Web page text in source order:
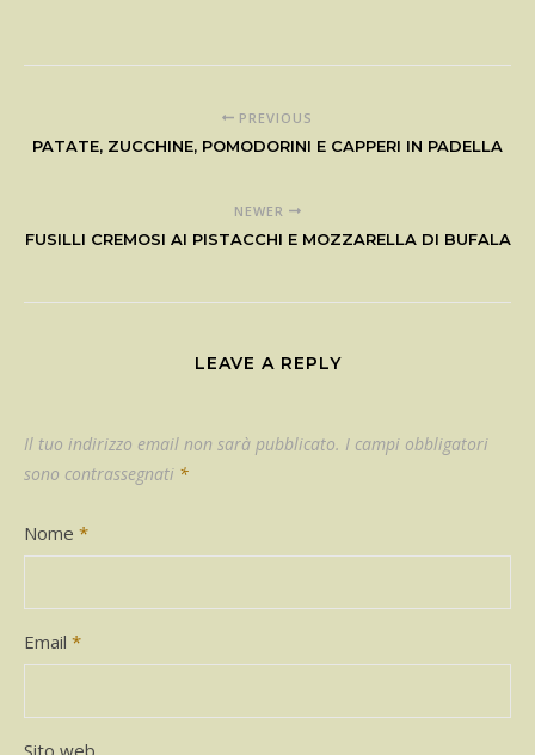
PREVIOUS
PATATE, ZUCCHINE, POMODORINI E CAPPERI IN PADELLA
NEWER
FUSILLI CREMOSI AI PISTACCHI E MOZZARELLA DI BUFALA
LEAVE A REPLY
Il tuo indirizzo email non sarà pubblicato. I campi obbligatori
sono contrassegnati *
Nome *
Email *
Sito web